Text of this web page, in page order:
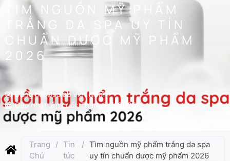
TÌM NGUỒN MỸ PHẨM
TRẮNG DA SPA UY TÍN
CHUẨN DƯỢC MỸ PHẨM
2026
Đăng bởi
Usolab Việt Nam
Cập nhật lần cuối:Tháng 7 3, 2026
Trang
Chủ
/ Tin
tức
/ Tìm nguồn mỹ phẩm trắng da spa
uy tín chuẩn dược mỹ phẩm 2026